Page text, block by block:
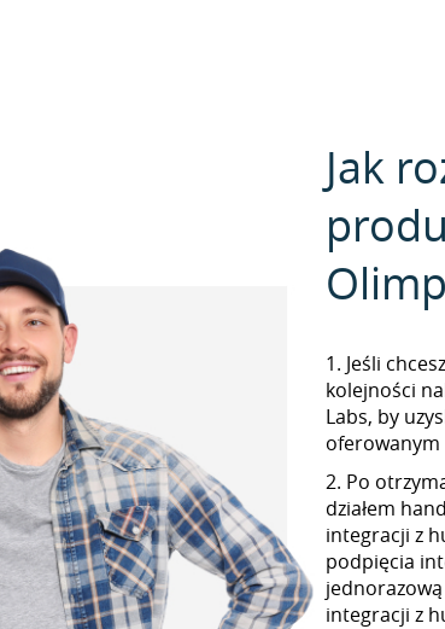
Jak
1. Jeśli
kolejności
Labs, by
oferowanym
2. Po
działem
integracji z
podpięcia
integracji z